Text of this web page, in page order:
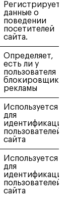
Регистрирует
данные о
поведении
посетителей
сайта.
Определяет,
есть ли у
пользователя
блокировщики
рекламы
Используется
для
идентификации
пользователей
сайта
Используется
для
идентификации
пользователей
сайта